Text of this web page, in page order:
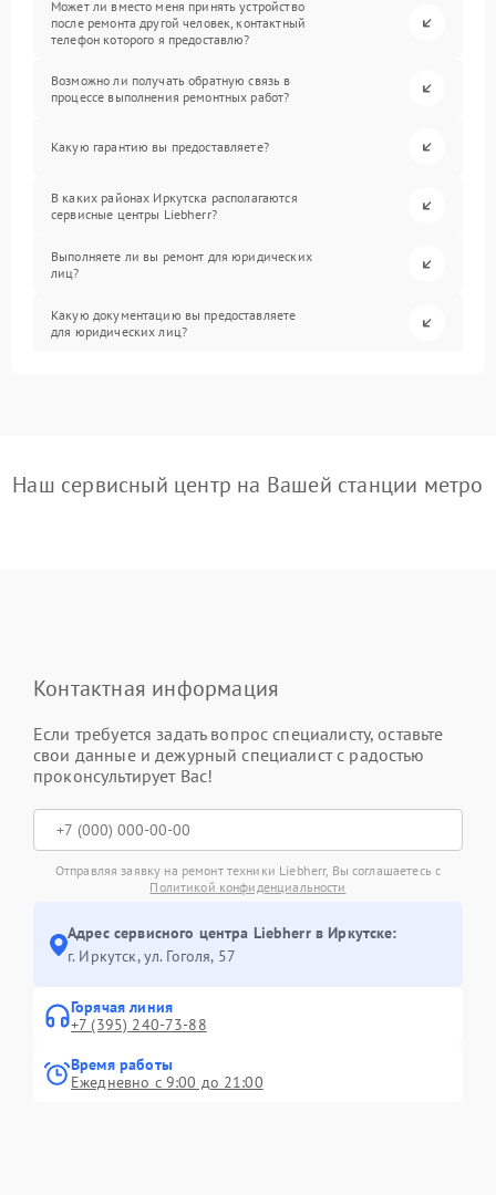
Может ли вместо меня принять устройство
после ремонта другой человек, контактный
телефон которого я предоставлю?
Возможно ли получать обратную связь в
процессе выполнения ремонтных работ?
Какую гарантию вы предоставляете?
В каких районах Иркутска располагаются
сервисные центры Liebherr?
Выполняете ли вы ремонт для юридических
лиц?
Какую документацию вы предоставляете
для юридических лиц?
Наш сервисный центр на Вашей станции метро
Контактная информация
Если требуется задать вопрос специалисту, оставьте
свои данные и дежурный специалист с радостью
проконсультирует Вас!
Отправляя заявку на ремонт техники Liebherr, Вы соглашаетесь с
Политикой конфиденциальности
Адрес сервисного центра Liebherr в Иркутске:
г. Иркутск, ул. ​Гоголя, 57
Горячая линия
+7 (395) 240-73-88
Время работы
Ежедневно с 9:00 до 21:00